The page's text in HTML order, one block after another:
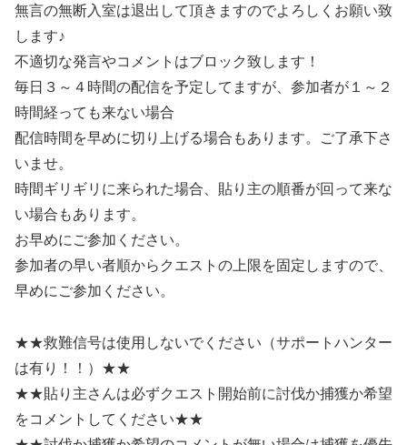
無言の無断入室は退出して頂きますのでよろしくお願い致
します♪
不適切な発言やコメントはブロック致します！
毎日３～４時間の配信を予定してますが、参加者が１～２
時間経っても来ない場合
配信時間を早めに切り上げる場合もあります。ご了承下さ
いませ。
時間ギリギリに来られた場合、貼り主の順番が回って来な
い場合もあります。
お早めにご参加ください。
参加者の早い者順からクエストの上限を固定しますので、
早めにご参加ください。
★★救難信号は使用しないでください（サポートハンター
は有り！！）★★
★★貼り主さんは必ずクエスト開始前に討伐か捕獲か希望
をコメントしてください★★